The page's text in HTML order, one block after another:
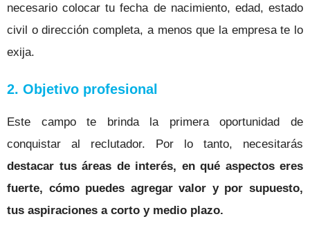
necesario colocar tu fecha de nacimiento, edad, estado
civil o dirección completa, a menos que la empresa te lo
exija.
2. Objetivo profesional
Este campo te brinda la primera oportunidad de
conquistar al reclutador. Por lo tanto, necesitarás
destacar tus áreas de interés, en qué aspectos eres
fuerte, cómo puedes agregar valor y por supuesto,
tus aspiraciones a corto y medio plazo.